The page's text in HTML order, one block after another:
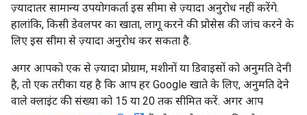
ज़्यादातर सामान्य उपयोगकर्ता इस सीमा से ज़्यादा अनुरोध नहीं करेंगे.
हालांकि, किसी डेवलपर का खाता, लागू करने की प्रोसेस की जांच करने के
लिए इस सीमा से ज़्यादा अनुरोध कर सकता है.
अगर आपको एक से ज़्यादा प्रोग्राम, मशीनों या डिवाइसों को अनुमति देनी
है, तो एक तरीका यह है कि आप हर Google खाते के लिए, अनुमति देने
वाले क्लाइंट की संख्या को 15 या 20 तक सीमित करें. अगर आप